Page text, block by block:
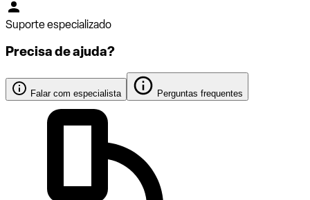
Suporte especializado
Precisa de ajuda?
Falar com especialista Perguntas frequentes